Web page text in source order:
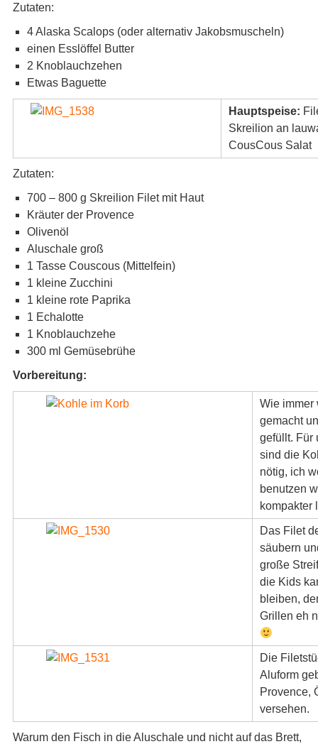
Zutaten:
4 Alaska Scalops (oder alternativ Jakobsmuscheln)
einen Esslöffel Butter
2 Knoblauchzehen
Etwas Baguette
Hauptspeise:
Skreilion an
CousCous Salat
Zutaten:
700 – 800 g Skreilion Filet mit Haut
Kräuter der Provence
Olivenöl
Aluschale groß
1 Tasse Couscous (Mittelfein)
1 kleine Zucchini
1 kleine rote Paprika
1 Echalotte
1 Knoblauchzehe
300 ml Gemüsebrühe
Vorbereitung:
Wie immer
gemacht
gefüllt. Für
sind die
nötig, ich
benutzen
kompakter
Das Filet
säubern
große
die Kids
bleiben,
Grillen eh
Die
Aluform
Provence,
versehen.
Warum den Fisch in die Aluschale und nicht auf das Brett,